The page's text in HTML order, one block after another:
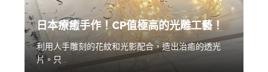
日本療癒手作！CP值極高的光雕工藝！
利用人手雕刻的花紋和光影配合，造出治癒的透光
片。只...